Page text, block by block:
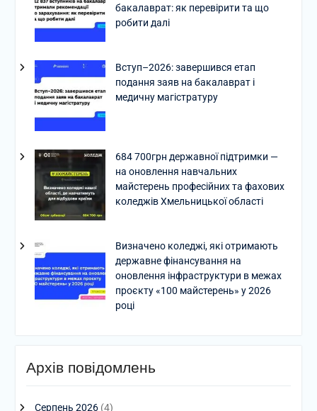
бакалаврат: як перевірити та що
робити далі
Вступ–2026: завершився етап
подання заяв на бакалаврат і
медичну магістратуру
684 700грн державної підтримки —
на оновлення навчальних
майстерень професійних та фахових
коледжів Хмельницької області
Визначено коледжі, які отримають
державне фінансування на
оновлення інфраструктури в межах
проєкту «100 майстерень» у 2026
році
Архів повідомлень
Серпень 2026(4)